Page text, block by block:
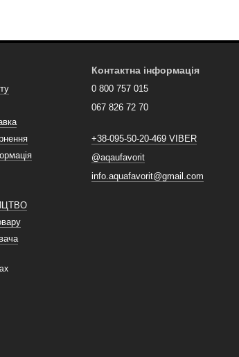
інсталяції для умивальника.
Контактна інформація
0 800 757 015
067 826 72 70
+38-095-50-20-469 VIBER
@aqaufavorit
info.aquafavorit@gmail.com